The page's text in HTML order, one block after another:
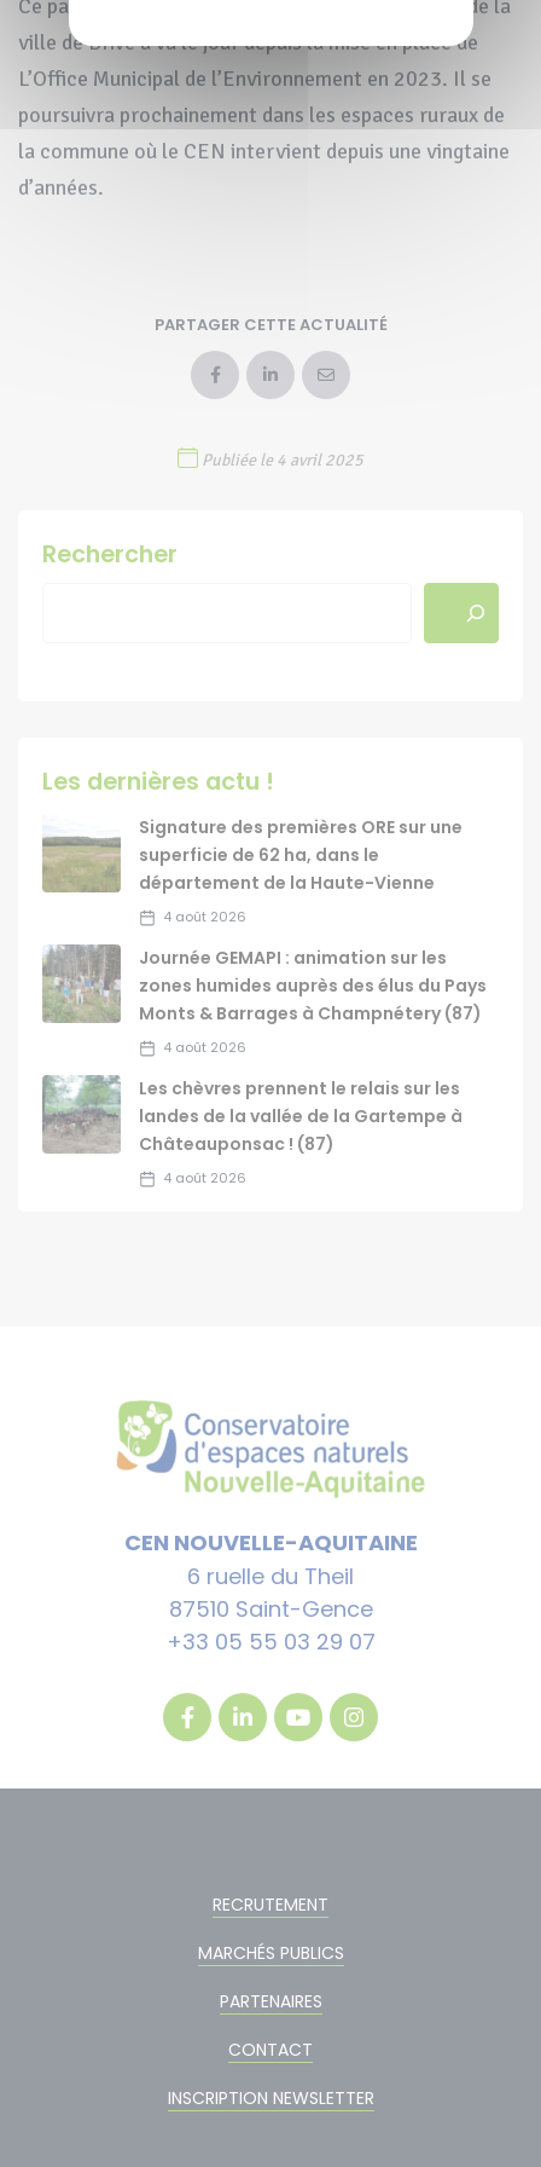
Ce partenariat avec le service des Espaces Verts de la
ville de Brive a vu le jour depuis la mise en place de
L’Office Municipal de l’Environnement en 2023. Il se
poursuivra prochainement dans les espaces ruraux de
la commune où le CEN intervient depuis une vingtaine
d’années.
PARTAGER CETTE ACTUALITÉ
Publiée le 4 avril 2025
Rechercher
Les dernières actu !
Signature des premières ORE sur une
superficie de 62 ha, dans le
département de la Haute-Vienne
4 août 2026
Journée GEMAPI : animation sur les
zones humides auprès des élus du Pays
Monts & Barrages à Champnétery (87)
4 août 2026
Les chèvres prennent le relais sur les
landes de la vallée de la Gartempe à
Châteauponsac ! (87)
4 août 2026
CEN NOUVELLE-AQUITAINE
6 ruelle du Theil
87510 Saint-Gence
+33 05 55 03 29 07
RECRUTEMENT
MARCHÉS PUBLICS
PARTENAIRES
CONTACT
INSCRIPTION NEWSLETTER